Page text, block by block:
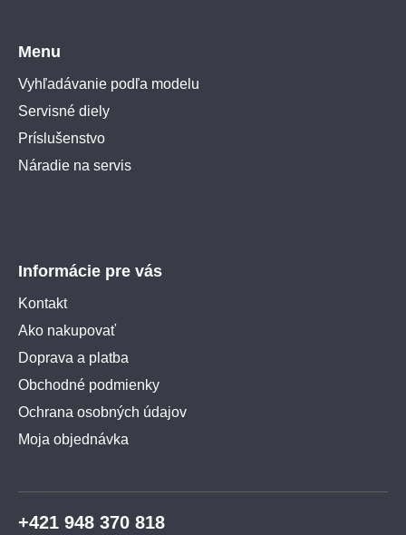
Menu
Vyhľadávanie podľa modelu
Servisné diely
Príslušenstvo
Náradie na servis
Informácie pre vás
Kontakt
Ako nakupovať
Doprava a platba
Obchodné podmienky
Ochrana osobných údajov
Moja objednávka
+421 948 370 818